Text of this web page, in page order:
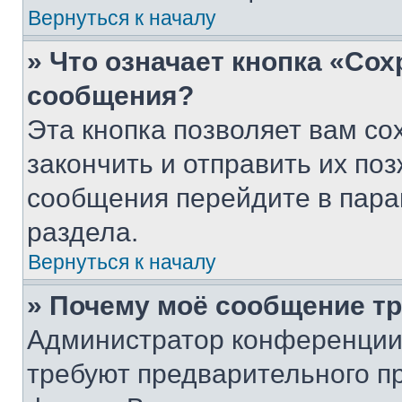
Вернуться к началу
» Что означает кнопка
сообщения?
Эта кнопка позволяет вам
закончить и отправить их
сообщения перейдите в
раздела.
Вернуться к началу
» Почему моё сообщение
Администратор
требуют предварительного